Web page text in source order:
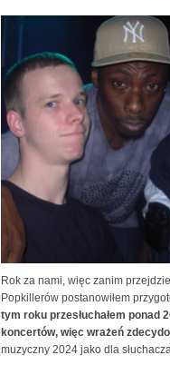
Rok za nami, więc zanim
Popkillerów postanowiłem
tym roku przesłuchałem ponad
koncertów, więc wrażeń
muzyczny 2024 jako dla